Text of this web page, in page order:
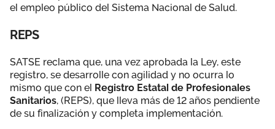
el empleo público del Sistema Nacional de Salud.
REPS
SATSE reclama que, una vez aprobada la Ley, este
registro, se desarrolle con agilidad y no ocurra lo
mismo que con el Registro Estatal de Profesionales
Sanitarios, (REPS), que lleva más de 12 años pendiente
de su finalización y completa implementación.